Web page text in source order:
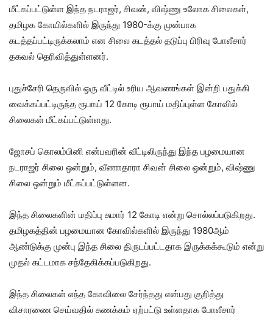
மீட்கப்பட்டுள்ள இந்த நடராஜர், சிவன், விஷ்ணு உலோக சிலைகள்,
தமிழக கோயில்களில் இருந்து 1980-க்கு முன்பாக
கடத்தப்பட்டிருக்கலாம் என சிலை கடத்தல் தடுப்பு பிரிவு போலீசார்
தகவல் தெரிவித்துள்ளனர்.
புதுச்சேரி தெருவில் ஒரு வீட்டில் உரிய ஆவணங்கள் இன்றி பதுக்கி
வைக்கப்பட்டிருந்த ரூபாய் 12 கோடி ரூபாய் மதிப்புள்ள கோவில்
சிலைகள் மீட்கப்பட்டுள்ளது.
ஜோசப் கொலம்பினி என்பவரின் வீட்டிலிருந்து இந்த பழமையான
நடராஜர் சிலை ஒன்றும், வீணாதாரா சிவன் சிலை ஒன்றும், விஷ்ணு
சிலை ஒன்றும் மீட்கப்பட்டுள்ளன.
இந்த சிலைகளின் மதிப்பு சுமார் 12 கோடி என்று சொல்லப்படுகிறது.
தமிழகத்தின் பழமையான கோவில்களில் இருந்து 1980ஆம்
ஆண்டுக்கு முன்பு இந்த சிலை திருடப்பட்டதாக இருக்கக்கூடும் என்று
முதல் கட்டமாக சந்தேகிக்கப்படுகிறது.
இந்த சிலைகள் எந்த கோவிலை சேர்ந்தது என்பது குறித்து
விசாரணை செய்வதில் சுணக்கம் ஏற்பட்டு உள்ளதாக போலீசார்